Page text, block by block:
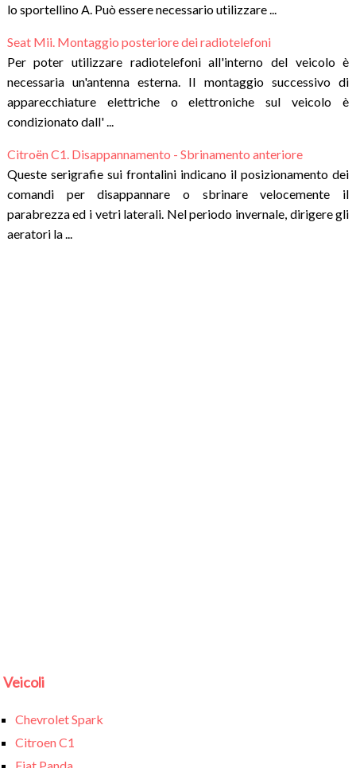
lo sportellino A. Può essere necessario utilizzare ...
Seat Mii. Montaggio posteriore dei radiotelefoni
Per poter utilizzare radiotelefoni all'interno del veicolo è
necessaria un'antenna esterna. Il montaggio successivo di
apparecchiature elettriche o elettroniche sul veicolo è
condizionato dall' ...
Citroën C1. Disappannamento - Sbrinamento anteriore
Queste serigrafie sui frontalini indicano il posizionamento dei
comandi per disappannare o sbrinare velocemente il
parabrezza ed i vetri laterali. Nel periodo invernale, dirigere gli
aeratori la ...
Veicoli
Chevrolet Spark
Citroen C1